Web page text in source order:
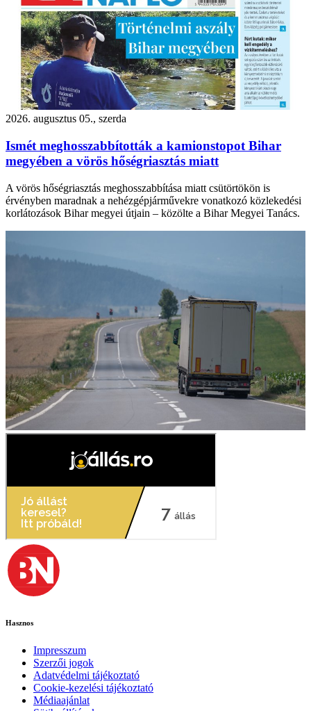
2026. augusztus 05., szerda
Ismét meghosszabbították a kamionstopot Bihar
megyében a vörös hőségriasztás miatt
A vörös hőségriasztás meghosszabbítása miatt csütörtökön is
érvényben maradnak a nehézgépjárművekre vonatkozó közlekedési
korlátozások Bihar megyei útjain – közölte a Bihar Megyei Tanács.
Hasznos
Impresszum
Szerzői jogok
Adatvédelmi tájékoztató
Cookie-kezelési tájékoztató
Médiaajánlat